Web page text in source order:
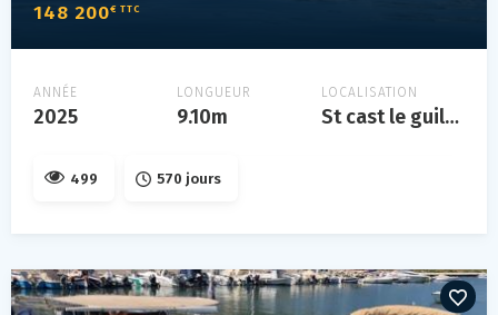
148 200€ TTC
ANNÉE
2025
LONGUEUR
9.10m
LOCALISATION
St cast le guildo
499 570 jours